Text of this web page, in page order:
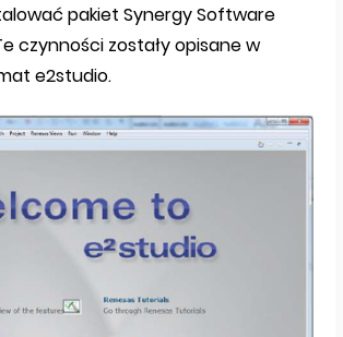
pakiet Synergy Software
czynności zostały opisane w
e2studio.